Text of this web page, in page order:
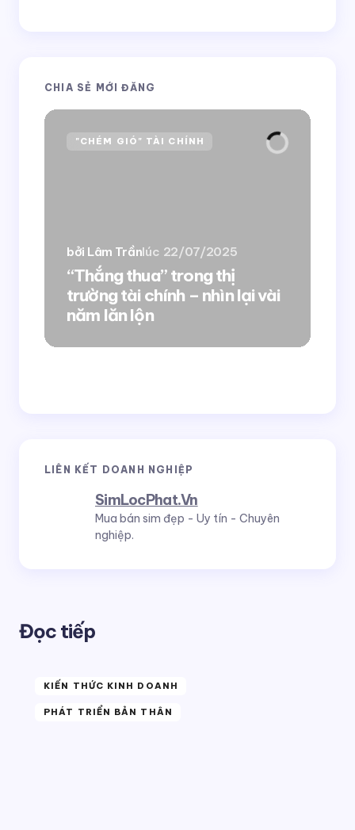
CHIA SẺ MỚI ĐĂNG
"CHÉM GIÓ" TÀI CHÍNH
“Thắng thua” trong thị
trường tài chính – nhìn lại vài
năm lăn lộn
bởi Lâm Trầnlúc 22/07/2025
LIÊN KẾT DOANH NGHIỆP
SimLocPhat.Vn
Mua bán sim đẹp - Uy tín - Chuyên
nghiệp.
Đọc tiếp
KIẾN THỨC KINH DOANH
PHÁT TRIỂN BẢN THÂN